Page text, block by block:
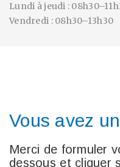
Lundi à jeudi :
Vendredi : 08h30–13h30
Vous avez
Merci de formuler
dessous et cliquer